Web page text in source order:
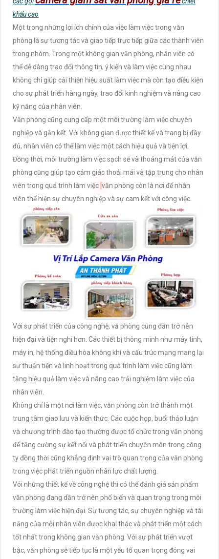
khấu cao
Một trong những lợi ích chính của việc làm việc trong văn
phòng là sự tương tác và giao tiếp trực tiếp giữa các thành viên
trong nhóm. Trong một không gian văn phòng, nhân viên có
thể dễ dàng trao đổi thông tin, ý kiến và làm việc cùng nhau
không chỉ giúp cải thiện hiệu suất làm việc mà còn tạo điều kiện
cho sự phát triển hàng ngày, trao đổi kinh nghiệm và nâng cao
kỹ năng của nhân viên.
Văn phòng cũng cung cấp một môi trường làm việc chuyên
nghiệp và gắn kết. Với không gian được thiết kế và trang bị đầy
đủ, nhân viên có thể làm việc một cách hiệu quả và tiện lợi.
Đồng thời, môi trường làm việc sạch sẽ và thoáng mát của văn
phòng cũng giúp tạo cảm giác thoải mái và tập trung cho nhân
viên trong quá trình làm việc văn phòng còn là nơi để nhân
viên thể hiện sự chuyên nghiệp và sự cam kết với công việc.
Với sự phát triển của công nghệ, vă phòng cũng dần trở nên
hiện đại và tiện nghi hơn. Các thiết bị thông minh như máy tính,
máy in, hệ thống điều hòa không khí và cấu trúc mạng mang lại
sự thuận tiện và linh hoạt trong quá trình làm việc cũng làm
tăng hiệu quả làm việc và nâng cao trải nghiệm làm việc của
nhân viên.
Không chỉ là một nơi làm việc, văn phòng còn trở thành một
trung tâm giao lưu và kiến thức. Các cuộc họp, buổi thảo luận
và chương trình đào tạo thường được tổ chức trong văn phòng
để tăng cường sự kết nối và phát triển chuyên môn trong công
ty đồng thời cũng khẳng định vai trò quan trọng của văn phòng
trong việc phát triển nguồn nhân lực chất lượng.
Vói những thiết kế về công nghệ thì có thể đánh giá sản phẩm
văn phòng đang dần trở nên phổ biến và quan trọng trong môi
trường làm việc hiện đại. Sự tương tác, sự chuyên nghiệp và tài
năng của mỗi nhân viên được khai thác và phát triển một cách
tốt nhất trong không gian văn phòng. Với sự phát triển vượt
bậc, văn phòng sẽ tiếp tục là một yếu tố quan trọng đóng vai